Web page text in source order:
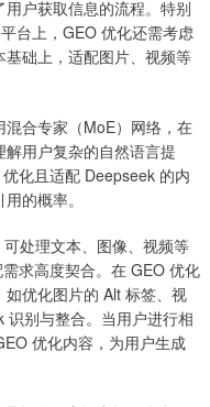
户获取信息的流程。特别
台上，GEO 优化还需考虑
础上，适配图片、视频等
合专家（MoE）网络，在
用户复杂的自然语言提
化且适配 Deepseek 的内
的概率。
处理文本、图像、视频等
求高度契合。在 GEO 优化
优化图片的 Alt 标签、视
别与整合。当用户进行相
优化内容，为用户生成